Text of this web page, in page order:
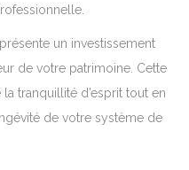
un investissement
de votre patrimoine. Cette
tranquillité d’esprit tout en
de votre système de